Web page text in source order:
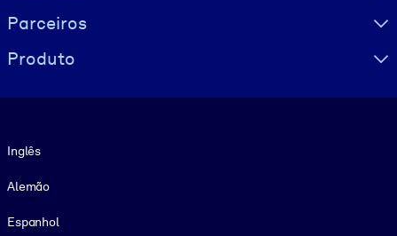
Parceiros
Produto
Inglês
Alemão
Espanhol